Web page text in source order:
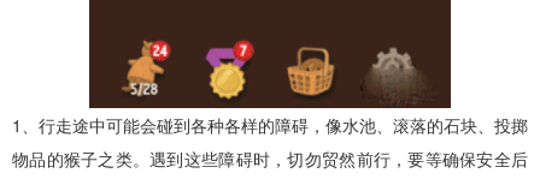
1、行走途中可能会碰到各种各样的障碍，像水池、滚落的石块、投掷
物品的猴子之类。遇到这些障碍时，切勿贸然前行，要等确保安全后